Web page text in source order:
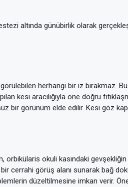
altında günübirlik olarak
herhangi bir iz bırakmaz.
kesi aracılığıyla öne doğru
bir görünüm elde edilir. Kesi göz
orbikülaris okuli kasındaki
cerrahi görüş alanı sunarak bağ
düzeltilmesine imkan verir.